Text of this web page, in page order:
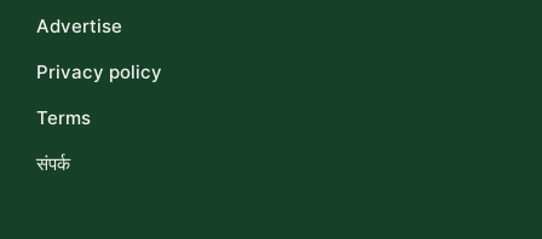
Advertise
Privacy policy
Terms
संपर्क